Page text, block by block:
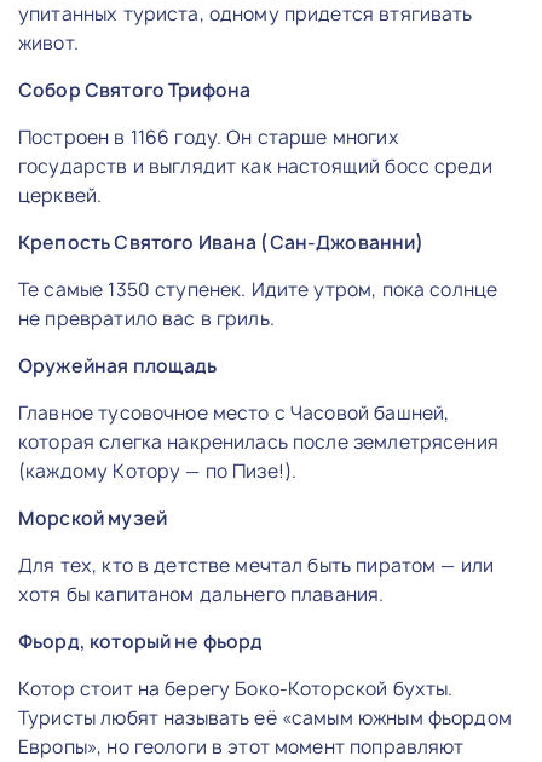
упитанных туриста, одному придется втягивать
живот.
Собор Святого Трифона
Построен в 1166 году. Он старше многих
государств и выглядит как настоящий босс среди
церквей.
Крепость Святого Ивана (Сан-Джованни)
Те самые 1350 ступенек. Идите утром, пока солнце
не превратило вас в гриль.
Оружейная площадь
Главное тусовочное место с Часовой башней,
которая слегка накренилась после землетрясения
(каждому Котору — по Пизе!).
Морской музей
Для тех, кто в детстве мечтал быть пиратом — или
хотя бы капитаном дальнего плавания.
Фьорд, который не фьорд
Котор стоит на берегу Боко-Которской бухты.
Туристы любят называть её «самым южным фьордом
Европы», но геологи в этот момент поправляют